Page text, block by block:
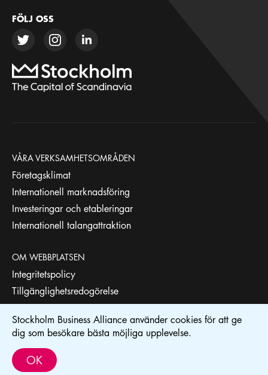
Stockholm Business Alliance använder cookies för att ge
dig som besökare bästa möjliga upplevelse.
OK
FÖLJ OSS
VÅRA VERKSAMHETSOMRÅDEN
Företagsklimat
Internationell marknadsföring
Investeringar och etableringar
Internationell talangattraktion
OM WEBBPLATSEN
Integritetspolicy
Tillgänglighetsredogörelse
STOCKHOLM BUSINESS REGION
Stockholm Business Alliance drivs av Stockholm Business Region